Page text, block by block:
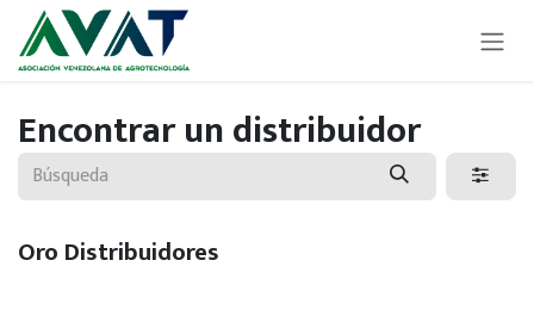
Ir al contenido
Encontrar un distribuidor
Oro Distribuidores